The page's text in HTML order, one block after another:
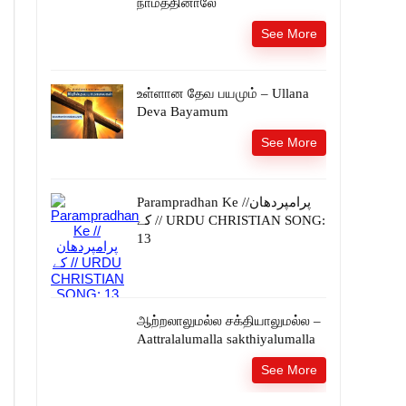
See More
உள்ளான தேவ பயமும் – Ullana
Deva Bayamum
See More
Parampradhan Ke //پرامپردھان
کے // URDU CHRISTIAN SONG:
13
ஆற்றலாலுமல்ல சக்தியாலுமல்ல –
Aattralalumalla sakthiyalumalla
See More